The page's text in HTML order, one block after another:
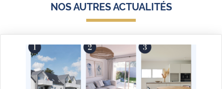
NOS AUTRES ACTUALITÉS